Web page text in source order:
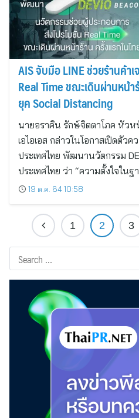
AIS จับมือ LINE ช่วยร้านค้า
Real Time ขณะเดินผ่านหน้
ยุค Social Distancing
นายอราคิน รักษ์จิตตาโภค หัวห
เอไอเอส กล่าวในโอกาสเปิดตัว
ประเทศไทย พัฒนานวัตกรรม
ประเทศไทย ว่า “ความตั้งใจใน
19 ต.ค. 64 10:58
1 2 3